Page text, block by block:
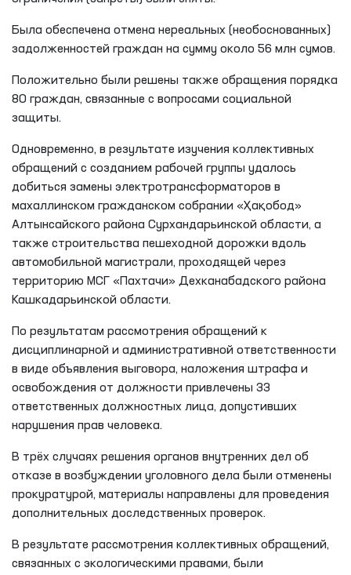
Была обеспечена отмена нереальных (необоснованных)
задолженностей граждан на сумму около 56 млн сумов.
Положительно были решены также обращения порядка
80 граждан, связанные с вопросами социальной
защиты.
Одновременно, в результате изучения коллективных
обращений с созданием рабочей группы удалось
добиться замены электротрансформаторов в
махаллинском гражданском собрании «Ҳақобод»
Алтынсайского района Сурхандарьинской области, а
также строительства пешеходной дорожки вдоль
автомобильной магистрали, проходящей через
территорию МСГ «Пахтачи» Дехканабадского района
Кашкадарьинской области.
По результатам рассмотрения обращений к
дисциплинарной и административной ответственности
в виде объявления выговора, наложения штрафа и
освобождения от должности привлечены 33
ответственных должностных лица, допустивших
нарушения прав человека.
В трёх случаях решения органов внутренних дел об
отказе в возбуждении уголовного дела были отменены
прокуратурой, материалы направлены для проведения
дополнительных доследственных проверок.
В результате рассмотрения коллективных обращений,
связанных с экологическими правами, были